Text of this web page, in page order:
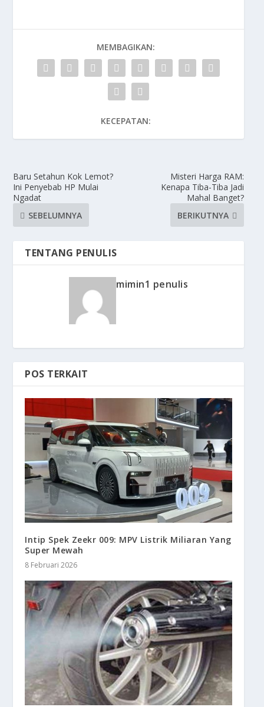
MEMBAGIKAN:
KECEPATAN:
Baru Setahun Kok Lemot?
Ini Penyebab HP Mulai
Ngadat
SEBELUMNYA
Misteri Harga RAM:
Kenapa Tiba-Tiba Jadi
Mahal Banget?
BERIKUTNYA
TENTANG PENULIS
mimin1 penulis
POS TERKAIT
Intip Spek Zeekr 009: MPV Listrik Miliaran Yang
Super Mewah
8 Februari 2026